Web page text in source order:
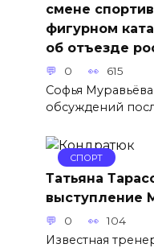
смене
фигурном
об отъезде
0 615
Софья
обсуждений
СПОРТ
Татьяна
выступление
0 104
Известная